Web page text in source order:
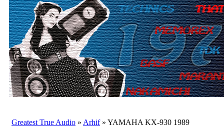
Greatest True Audio » Arhif» YAMAHA KX-930 1989